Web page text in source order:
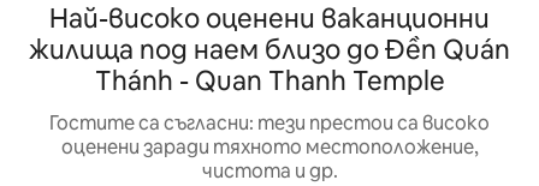
Най-високо оценени ваканционни
жилища под наем близо до Đền Quán
Thánh - Quan Thanh Temple
Гостите са съгласни: тези престои са високо
оценени заради тяхното местоположение,
чистота и др.